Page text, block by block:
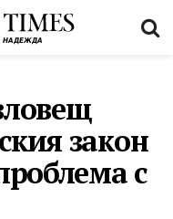
закон
с